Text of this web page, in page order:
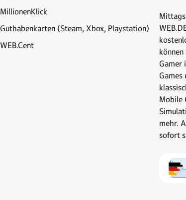
MillionenKlick
Guthabenkarten (Steam, Xbox, Playstation)
WEB.Cent
Gamer
Games
Mobile
mehr.
sofort